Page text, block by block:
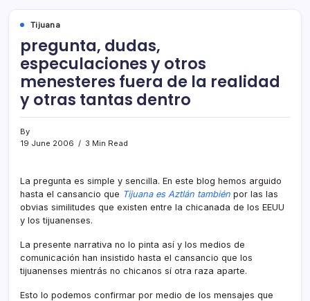
Tijuana
pregunta, dudas,
especulaciones y otros
menesteres fuera de la realidad
y otras tantas dentro
By
19 June 2006
3 Min Read
La pregunta es simple y sencilla. En este blog hemos arguido
hasta el cansancio que Tijuana es Aztlán también por las las
obvias similitudes que existen entre la chicanada de los EEUU
y los tijuanenses.
La presente narrativa no lo pinta así­ y los medios de
comunicación han insistido hasta el cansancio que los
tijuanenses mientrás no chicanos sí­ otra raza aparte.
Esto lo podemos confirmar por medio de los mensajes que